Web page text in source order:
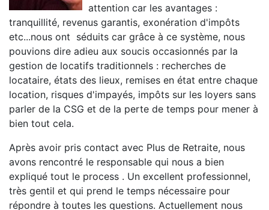
attention car les avantages :
tranquillité, revenus garantis, exonération d'impôts
etc...nous ont séduits car grâce à ce système, nous
pouvions dire adieu aux soucis occasionnés par la
gestion de locatifs traditionnels : recherches de
locataire, états des lieux, remises en état entre chaque
location, risques d'impayés, impôts sur les loyers sans
parler de la CSG et de la perte de temps pour mener à
bien tout cela.
Après avoir pris contact avec Plus de Retraite, nous
avons rencontré le responsable qui nous a bien
expliqué tout le process . Un excellent professionnel,
très gentil et qui prend le temps nécessaire pour
répondre à toutes les questions. Actuellement nous